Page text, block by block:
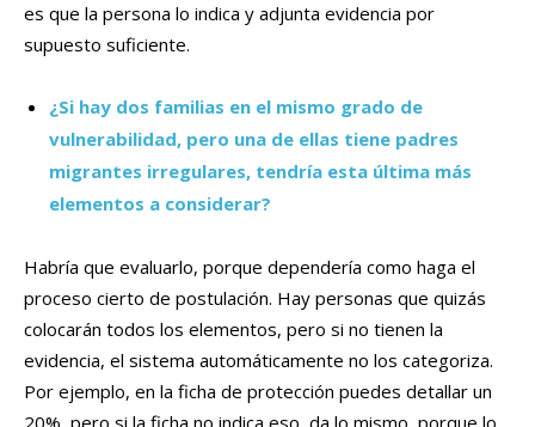
es que la persona lo indica y adjunta evidencia por
supuesto suficiente.
¿Si hay dos familias en el mismo grado de
vulnerabilidad, pero una de ellas tiene padres
migrantes irregulares, tendría esta última más
elementos a considerar?
Habría que evaluarlo, porque dependería como haga el
proceso cierto de postulación. Hay personas que quizás
colocarán todos los elementos, pero si no tienen la
evidencia, el sistema automáticamente no los categoriza.
Por ejemplo, en la ficha de protección puedes detallar un